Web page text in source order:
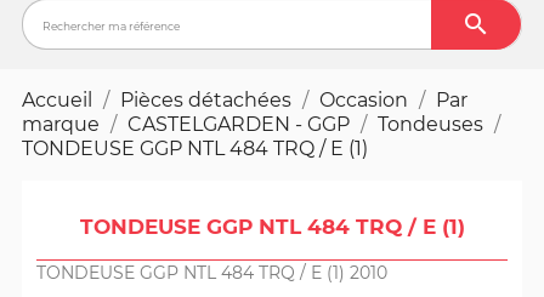

Accueil Pièces détachées Occasion
Par
marque
CASTELGARDEN - GGP
Tondeuses
TONDEUSE GGP NTL 484 TRQ / E (1)
TONDEUSE GGP NTL 484 TRQ / E (1)
TONDEUSE GGP NTL 484 TRQ / E (1) 2010